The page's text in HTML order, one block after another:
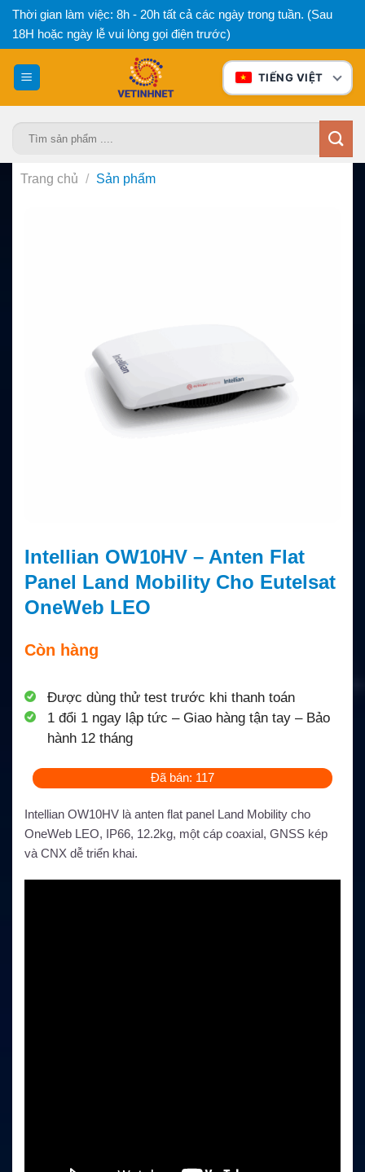
Bỏ
qua
nội
dung
Thời gian làm việc: 8h - 20h tất cả các ngày trong tuần. (Sau
18H hoặc ngày lễ vui lòng gọi điện trước)
TIẾNG VIỆT
Trang chủ / Sản phẩm
Intellian OW10HV – Anten Flat
Panel Land Mobility Cho Eutelsat
OneWeb LEO
Còn hàng
Được dùng thử test trước khi thanh toán
1 đổi 1 ngay lập tức – Giao hàng tận tay – Bảo
hành 12 tháng
Đã bán: 117
Intellian OW10HV là anten flat panel Land Mobility cho
OneWeb LEO, IP66, 12.2kg, một cáp coaxial, GNSS kép
và CNX dễ triển khai.